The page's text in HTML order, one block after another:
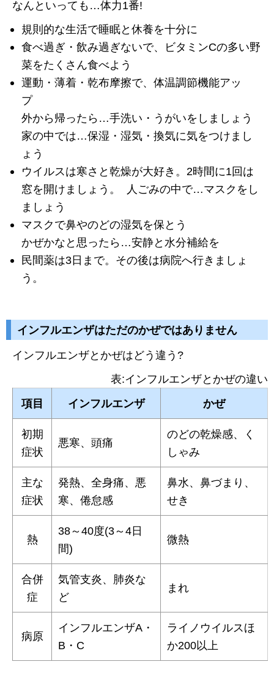
なんといっても…体力1番!
規則的な生活で睡眠と休養を十分に
食べ過ぎ・飲み過ぎないで、ビタミンCの多い野
菜をたくさん食べよう
運動・薄着・乾布摩擦で、体温調節機能アッ
プ
外から帰ったら…手洗い・うがいをしましょう
家の中では…保湿・湿気・換気に気をつけまし
ょう
ウイルスは寒さと乾燥が大好き。2時間に1回は
窓を開けましょう。 人ごみの中で…マスクをし
ましょう
マスクで鼻やのどの湿気を保とう
かぜかなと思ったら…安静と水分補給を
民間薬は3日まで。その後は病院へ行きましょ
う。
インフルエンザはただのかぜではありません
インフルエンザとかぜはどう違う?
表:インフルエンザとかぜの違い
項目
インフルエンザ かぜ
初期
症状
悪寒、頭痛
のどの乾燥感、く
しゃみ
主な
症状
発熱、全身痛、悪
寒、倦怠感
鼻水、鼻づまり、
せき
熱
38～40度(3～4日
間)
微熱
合併
症
気管支炎、肺炎な
ど
まれ
病原
インフルエンザA・
B・C
ライノウイルスほ
か200以上